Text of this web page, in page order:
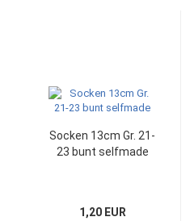
Socken 13cm Gr. 21-
23 bunt selfmade
1,20 EUR